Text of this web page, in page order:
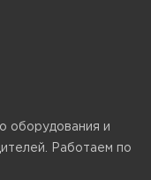
оборудования и
Работаем по